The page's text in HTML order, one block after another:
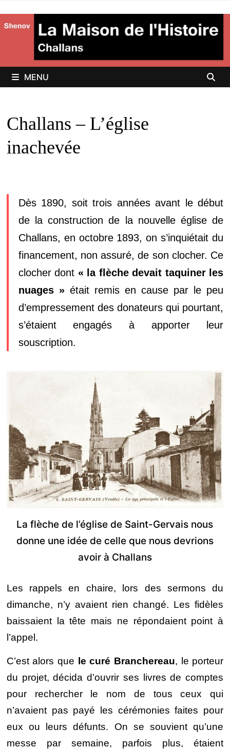
au
contenu
MENU
Challans – L’église
inachevée
Dès 1890, soit trois années avant le début
de la construction de la nouvelle église de
Challans, en octobre 1893, on s’inquiétait du
financement, non assuré, de son clocher. Ce
clocher dont « la flèche devait taquiner les
nuages »était remis en cause par le peu
d’empressement des donateurs qui pourtant,
s’étaient engagés à apporter leur
souscription.
La flèche de l’église de Saint-Gervais nous
donne une idée de celle que nous devrions
avoir à Challans
Les rappels en chaire, lors des sermons du
dimanche, n’y avaient rien changé. Les fidèles
baissaient la tête mais ne répondaient point à
l’appel.
C’est alors que le curé Branchereau, le porteur
du projet, décida d’ouvrir ses livres de comptes
pour rechercher le nom de tous ceux qui
n’avaient pas payé les cérémonies faites pour
eux ou leurs défunts. On se souvient qu’une
messe par semaine, parfois plus, étaient